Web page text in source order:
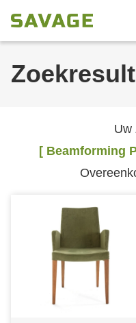
Uw
[ Beamforming